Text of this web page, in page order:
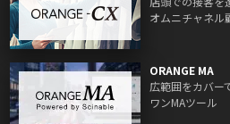
オムニチャネル
ORANGE MA
広範囲をカバー
ワンMAツール